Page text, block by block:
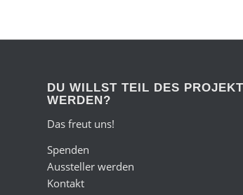
DU WILLST TEIL DES
WERDEN?
Das freut uns!
Spenden
Aussteller werden
Kontakt